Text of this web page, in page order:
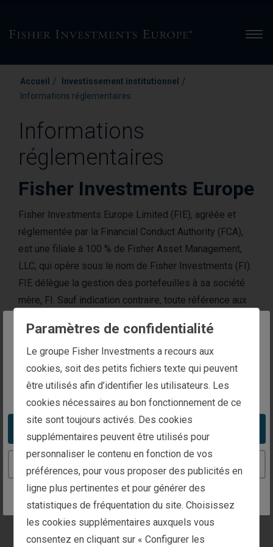
The website you are trying to reach is
intended for investors in Belgium
You appear to be in the United States
Take me to the United States website
Accueil / Investissement institutionnel /
Informations réglementaires
Informations
réglementaires
Fisher Investments Europe
Fisher Investments Europe Limited (FIE), agréée et
réglementée par la Financial Conduct Authority (FCA),
est une filiale à 100 % de Fisher Asset Management,
LLC, qui opère sous le nom de Fisher Investments (FI).
FIE délègue la gestion des portefeuilles à sa société
mère, FI. Sauf indication contraire, toute référence aux
personnel affecté aux opérations et au middle et back
office se rapporte aux collaborateurs de FI.
Fisher Investments Europe Limited est immatriculée en
Angleterre sous le numéro 3850593 et autorisée et
réglementée par la Financial Conduct Authority du
Royaume-Uni (« FCA ») (numéro FCA : 191609). Fisher
Investments Europe est habilitée à accepter d’exercer
une activité réglementée, à gérer des investissements,
à fournir des conseils en investissement, à conclure
des accords en vue de la réalisation d’opérations
d’investissement, à monter des opérations
d’investissement, à négocier des investissements en
Paramètres de confidentialité
Le groupe Fisher Investments a recours aux
cookies, soit des petits fichiers texte qui peuvent
être utilisés afin d’identifier les utilisateurs. Les
cookies nécessaires au bon fonctionnement de ce
site sont toujours activés. Des cookies
supplémentaires peuvent être utilisés pour
personnaliser le contenu en fonction de vos
préférences, pour vous proposer des publicités en
ligne plus pertinentes et pour générer des
statistiques de fréquentation du site. Choisissez
les cookies supplémentaires auxquels vous
consentez en cliquant sur « Configurer les